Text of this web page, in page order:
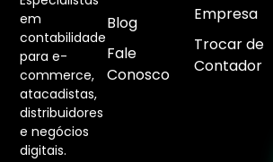
em
contabilidade
para e-
commerce,
atacadistas,
distribuidores
e negócios
digitais.
Blog
Fale
Conosco
Empresa
Trocar de
Contador